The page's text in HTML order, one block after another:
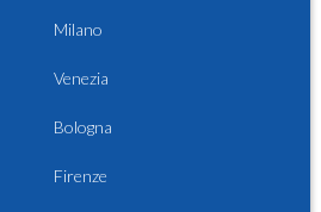
Milano
Venezia
Bologna
Firenze